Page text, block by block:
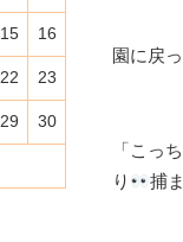
15 16
22 23
29 30
園に戻
「こっ
り
捕